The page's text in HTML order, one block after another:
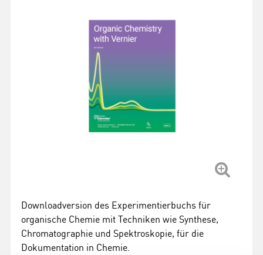
Downloadversion des Experimentierbuchs für
organische Chemie mit Techniken wie Synthese,
Chromatographie und Spektroskopie, für die
Dokumentation in Chemie.